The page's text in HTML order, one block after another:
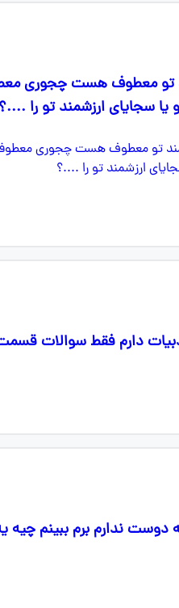
تو معطوف هست چجوری
سجایای ارزشمند تو را ....؟
دوست ندارم برم ببینم چیه